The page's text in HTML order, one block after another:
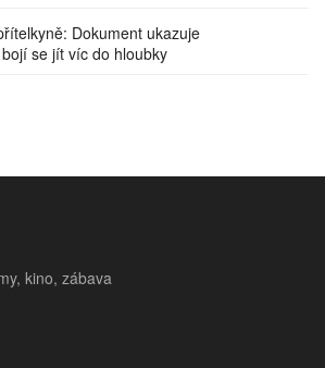
Dokument ukazuje
se jít víc do hloubky
kino, zábava